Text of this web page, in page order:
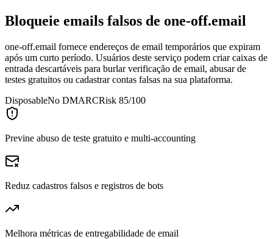
Bloqueie emails falsos de one-off.email
one-off.email fornece endereços de email temporários que expiram
após um curto período. Usuários deste serviço podem criar caixas de
entrada descartáveis para burlar verificação de email, abusar de
testes gratuitos ou cadastrar contas falsas na sua plataforma.
DisposableNo DMARCRisk 85/100
Previne abuso de teste gratuito e multi-accounting
Reduz cadastros falsos e registros de bots
Melhora métricas de entregabilidade de email